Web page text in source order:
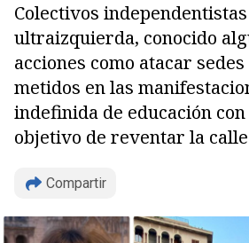
Colectivos
ultraizquierda, conocido
acciones como atacar
metidos en las
indefinida de educación
objetivo de reventar la calle
Compartir
Copiar